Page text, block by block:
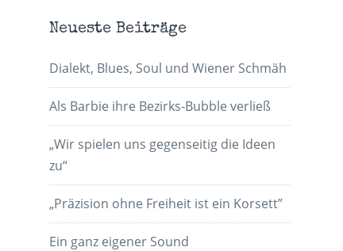
Neueste Beiträge
Dialekt, Blues, Soul und Wiener Schmäh
Als Barbie ihre Bezirks-Bubble verließ
„Wir spielen uns gegenseitig die Ideen
zu“
„Präzision ohne Freiheit ist ein Korsett”
Ein ganz eigener Sound